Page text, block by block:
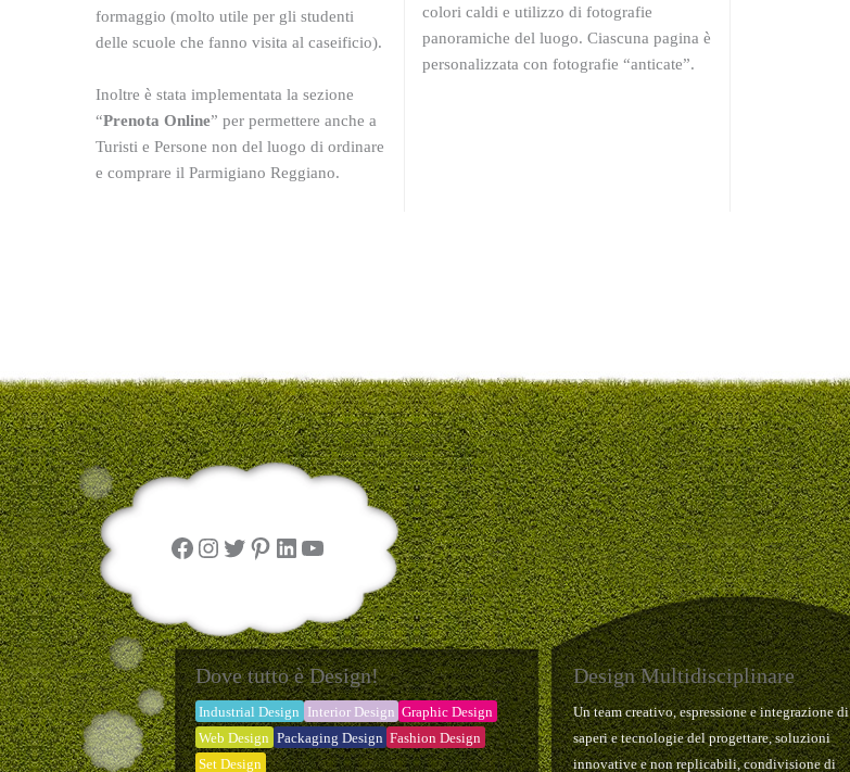
formaggio (molto utile per gli studenti
delle scuole che fanno visita al caseificio).
Inoltre è stata implementata la sezione
“Prenota Online” per permettere anche a
Turisti e Persone non del luogo di ordinare
e comprare il Parmigiano Reggiano.
colori caldi e utilizzo di fotografie
panoramiche del luogo. Ciascuna pagina è
personalizzata con fotografie “anticate”.
Dove tutto è Design!
Industrial Design Interior Design Graphic Design
Web Design Packaging Design Fashion Design
Set Design
Design Multidisciplinare
Un team creativo, espressione e integrazione di
saperi e tecnologie del progettare, soluzioni
innovative e non replicabili, condivisione di
Facebook
Instagram
Twitter
Pinterest
LinkedIn
YouTube